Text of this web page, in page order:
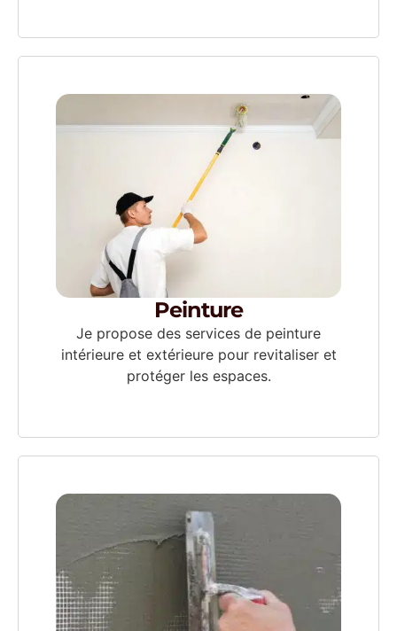
Peinture
Je propose des services de peinture
intérieure et extérieure pour revitaliser et
protéger les espaces.